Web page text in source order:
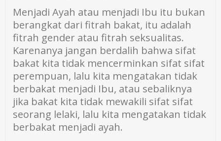
Menjadi Ayah atau menjadi Ibu itu bukan
berangkat dari fitrah bakat, itu adalah
fitrah gender atau fitrah seksualitas.
Karenanya jangan berdalih bahwa sifat
bakat kita tidak mencerminkan sifat sifat
perempuan, lalu kita mengatakan tidak
berbakat menjadi Ibu, atau sebaliknya
jika bakat kita tidak mewakili sifat sifat
seorang lelaki, lalu kita mengatakan tidak
berbakat menjadi ayah.